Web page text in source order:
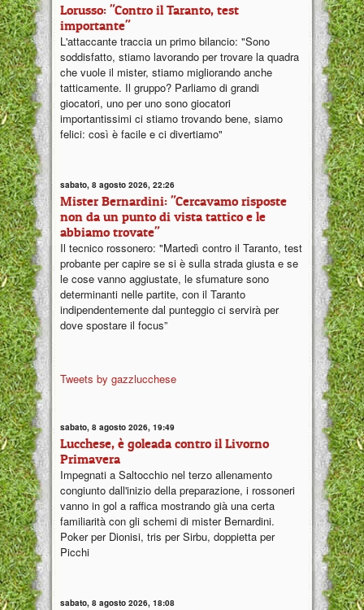
Lorusso: "Contro il Taranto, test
importante"
L'attaccante traccia un primo bilancio: "Sono
soddisfatto, stiamo lavorando per trovare la quadra
che vuole il mister, stiamo migliorando anche
tatticamente. Il gruppo? Parliamo di grandi
giocatori, uno per uno sono giocatori
importantissimi ci stiamo trovando bene, siamo
felici: così è facile e ci divertiamo"
sabato, 8 agosto 2026, 22:26
Mister Bernardini: "Cercavamo risposte
non da un punto di vista tattico e le
abbiamo trovate"
Il tecnico rossonero: "Martedì contro il Taranto, test
probante per capire se si è sulla strada giusta e se
le cose vanno aggiustate, le sfumature sono
determinanti nelle partite, con il Taranto
indipendentemente dal punteggio ci servirà per
dove spostare il focus”
Tweets by gazzlucchese
sabato, 8 agosto 2026, 19:49
Lucchese, è goleada contro il Livorno
Primavera
Impegnati a Saltocchio nel terzo allenamento
congiunto dall'inizio della preparazione, i rossoneri
vanno in gol a raffica mostrando già una certa
familiarità con gli schemi di mister Bernardini.
Poker per Dionisi, tris per Sirbu, doppietta per
Picchi
sabato, 8 agosto 2026, 18:08